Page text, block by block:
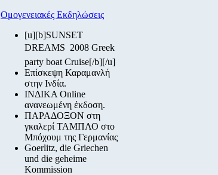
Ομογενειακές Εκδηλώσεις
[u][b]SUNSET
DREAMS  2008 Greek
party boat Cruise[/b][/u]
Επίσκεψη Καραμανλή
στην Ινδία.
ΙΝΔΙΚΑ Online
ανανεωμένη έκδοση.
ΠΑΡΑΔΟΞΟΝ στη
γκαλερί ΤΑΜΠΛΟ στο
Μπόχουμ της Γερμανίας
Goerlitz, die Griechen
und die geheime
Kommission